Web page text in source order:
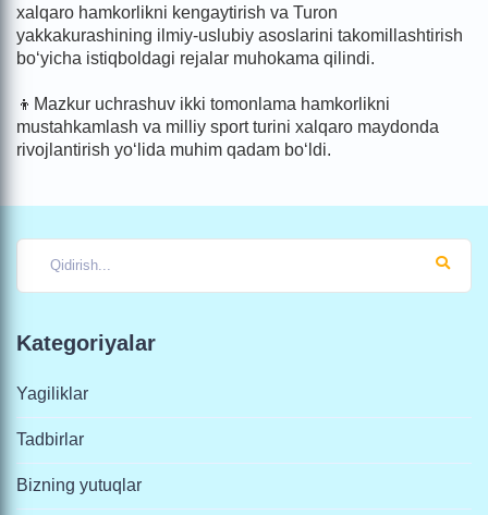
xalqaro hamkorlikni kengaytirish va Turon
yakkakurashining ilmiy-uslubiy asoslarini takomillashtirish
bo‘yicha istiqboldagi rejalar muhokama qilindi.
👦Mazkur uchrashuv ikki tomonlama hamkorlikni
mustahkamlash va milliy sport turini xalqaro maydonda
rivojlantirish yo‘lida muhim qadam bo‘ldi.
Kategoriyalar
Yagiliklar
Tadbirlar
Bizning yutuqlar